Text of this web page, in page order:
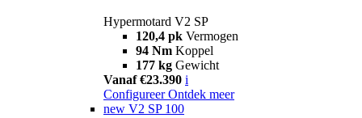
Hypermotard V2 SP
120,4 pk Vermogen
94 Nm Koppel
177 kg Gewicht
Vanaf €23.390 i
Configureer Ontdek meer
new V2 SP 100